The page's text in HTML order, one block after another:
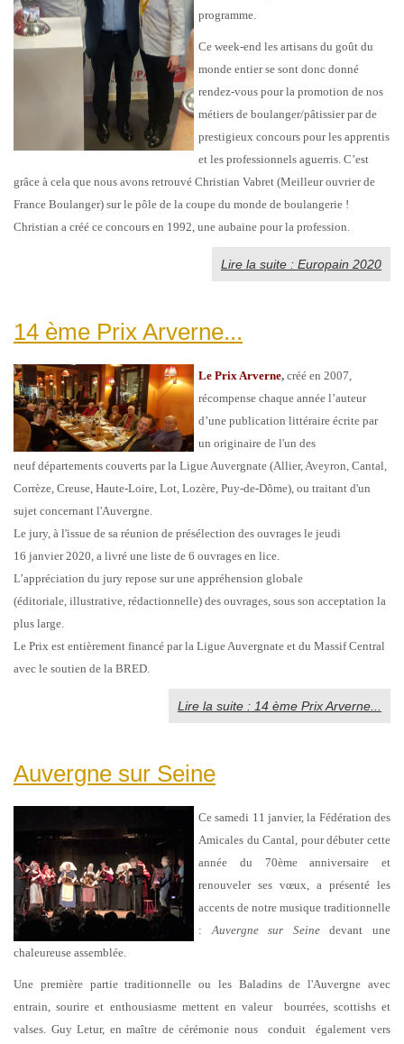
programme.
Ce week-end les artisans du goût du
monde entier se sont donc donné
rendez-vous pour la promotion de nos
métiers de boulanger/pâtissier par de
prestigieux concours pour les apprentis
et les professionnels aguerris. C’est
grâce à cela que nous avons retrouvé Christian Vabret (Meilleur ouvrier de
France Boulanger) sur le pôle de la coupe du monde de boulangerie !
Christian a créé ce concours en 1992, une aubaine pour la profession.
Lire la suite : Europain 2020
14 ème Prix Arverne...
Le Prix Arverne, créé en 2007,
récompense chaque année l’auteur
d’une publication littéraire écrite par
un originaire de l'un des
neuf départements couverts par la Ligue Auvergnate (Allier, Aveyron, Cantal,
Corrèze, Creuse, Haute-Loire, Lot, Lozère, Puy-de-Dôme), ou traitant d'un
sujet concernant l'Auvergne.
Le jury, à l'issue de sa réunion de présélection des ouvrages le jeudi
16 janvier 2020, a livré une liste de 6 ouvrages en lice.
L’appréciation du jury repose sur une appréhension globale
(éditoriale, illustrative, rédactionnelle) des ouvrages, sous son acceptation la
plus large.
Le Prix est entièrement financé par la Ligue Auvergnate et du Massif Central
avec le soutien de la BRED.
Lire la suite : 14 ème Prix Arverne...
Auvergne sur Seine
Ce samedi 11 janvier, la Fédération des
Amicales du Cantal, pour débuter cette
année du 70ème anniversaire et
renouveler ses vœux, a présenté les
accents de notre musique traditionnelle
: Auvergne sur Seinedevant une
chaleureuse assemblée.
Une première partie traditionnelle ou les Baladins de l'Auvergne avec
entrain, sourire et enthousiasme mettent en valeur bourrées, scottishs et
valses. Guy Letur, en maître de cérémonie nous conduit également vers